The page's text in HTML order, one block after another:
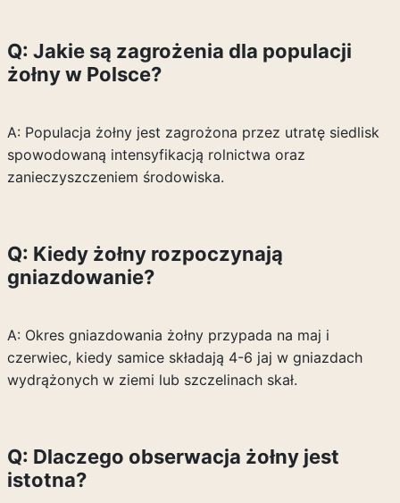
Q: Jakie są zagrożenia dla populacji
żołny w Polsce?
A: Populacja żołny jest zagrożona przez utratę siedlisk
spowodowaną intensyfikacją rolnictwa oraz
zanieczyszczeniem środowiska.
Q: Kiedy żołny rozpoczynają
gniazdowanie?
A: Okres gniazdowania żołny przypada na maj i
czerwiec, kiedy samice składają 4-6 jaj w gniazdach
wydrążonych w ziemi lub szczelinach skał.
Q: Dlaczego obserwacja żołny jest
istotna?